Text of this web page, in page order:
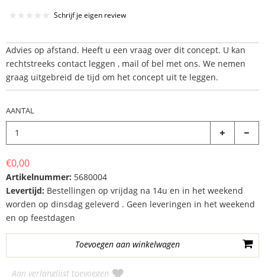
Schrijf je eigen review
Advies op afstand. Heeft u een vraag over dit concept. U kan
rechtstreeks contact leggen , mail of bel met ons. We nemen
graag uitgebreid de tijd om het concept uit te leggen.
AANTAL
€0,00
Artikelnummer: 5680004
Levertijd: Bestellingen op vrijdag na 14u en in het weekend
worden op dinsdag geleverd . Geen leveringen in het weekend
en op feestdagen
Aan verlanglijst toevoegen